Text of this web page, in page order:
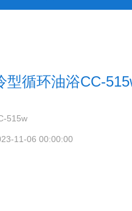
型循环油浴CC-
515w
11-06 00:00:00